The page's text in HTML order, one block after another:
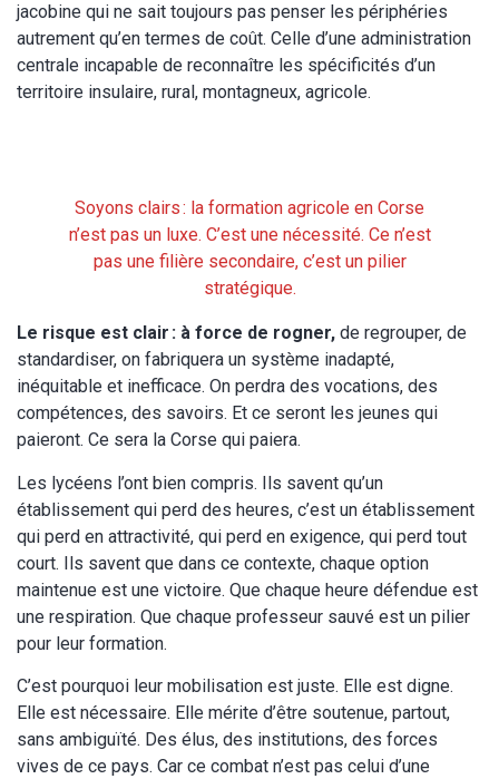
jacobine qui ne sait toujours pas penser les périphéries
autrement qu’en termes de coût. Celle d’une administration
centrale incapable de reconnaître les spécificités d’un
territoire insulaire, rural, montagneux, agricole.
Soyons clairs : la formation agricole en Corse
n’est pas un luxe. C’est une nécessité. Ce n’est
pas une filière secondaire, c’est un pilier
stratégique.
Le risque est clair : à force de rogner, de regrouper, de
standardiser, on fabriquera un système inadapté,
inéquitable et inefficace. On perdra des vocations, des
compétences, des savoirs. Et ce seront les jeunes qui
paieront. Ce sera la Corse qui paiera.
Les lycéens l’ont bien compris. Ils savent qu’un
établissement qui perd des heures, c’est un établissement
qui perd en attractivité, qui perd en exigence, qui perd tout
court. Ils savent que dans ce contexte, chaque option
maintenue est une victoire. Que chaque heure défendue est
une respiration. Que chaque professeur sauvé est un pilier
pour leur formation.
C’est pourquoi leur mobilisation est juste. Elle est digne.
Elle est nécessaire. Elle mérite d’être soutenue, partout,
sans ambiguïté. Des élus, des institutions, des forces
vives de ce pays. Car ce combat n’est pas celui d’une